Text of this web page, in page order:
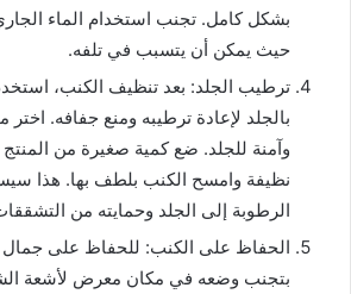
بشكل كامل. تجنب استخدام الماء
حيث يمكن أن يتسبب في تلفه.
ترطيب الجلد: بعد تنظيف الكنب،
بالجلد لإعادة ترطيبه ومنع جفافه. اختر
وآمنة للجلد. ضع كمية صغيرة من
نظيفة وامسح الكنب بلطف بها. هذا
الرطوبة إلى الجلد وحمايته من
الحفاظ على الكنب: للحفاظ على جمال
بتجنب وضعه في مكان معرض لأشعة